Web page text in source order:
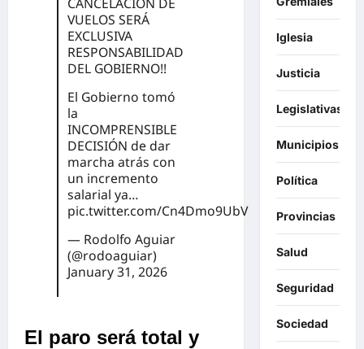
VUELOS SERÁ
EXCLUSIVA
RESPONSABILIDAD
DEL GOBIERNO!!
El Gobierno tomó
la
INCOMPRENSIBLE
DECISIÓN de dar
marcha atrás con
un incremento
salarial ya…
pic.twitter.com/Cn4Dmo9UbV
— Rodolfo Aguiar
(@rodoaguiar)
January 31, 2026
El paro será total y
Iglesia
Justicia
Legislativas
Municipios
Política
Provincias
Salud
Seguridad
Sociedad